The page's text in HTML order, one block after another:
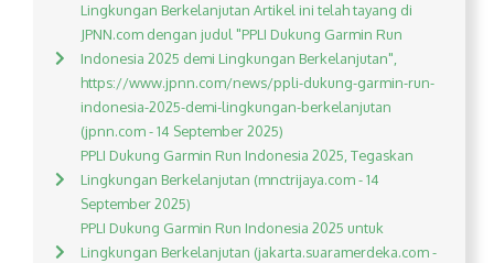
Lingkungan Berkelanjutan Artikel ini telah tayang di
JPNN.com dengan judul "PPLI Dukung Garmin Run
Indonesia 2025 demi Lingkungan Berkelanjutan",
https://www.jpnn.com/news/ppli-dukung-garmin-run-
indonesia-2025-demi-lingkungan-berkelanjutan
(jpnn.com - 14 September 2025)
PPLI Dukung Garmin Run Indonesia 2025, Tegaskan
Lingkungan Berkelanjutan (mnctrijaya.com - 14
September 2025)
PPLI Dukung Garmin Run Indonesia 2025 untuk
Lingkungan Berkelanjutan (jakarta.suaramerdeka.com -